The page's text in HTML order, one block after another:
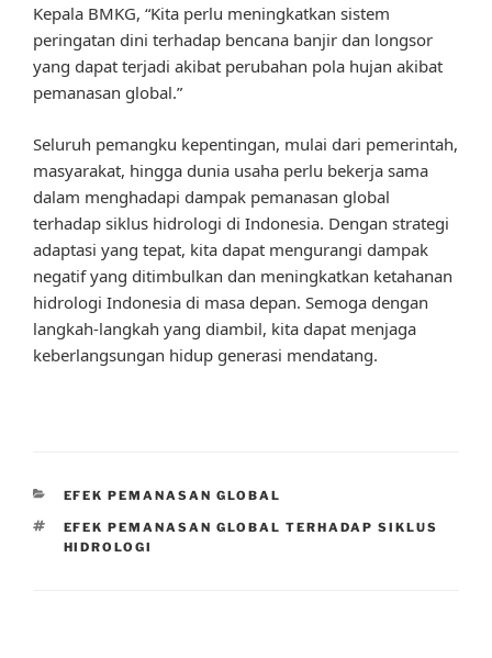
Kepala BMKG, “Kita perlu meningkatkan sistem
peringatan dini terhadap bencana banjir dan longsor
yang dapat terjadi akibat perubahan pola hujan akibat
pemanasan global.”
Seluruh pemangku kepentingan, mulai dari pemerintah,
masyarakat, hingga dunia usaha perlu bekerja sama
dalam menghadapi dampak pemanasan global
terhadap siklus hidrologi di Indonesia. Dengan strategi
adaptasi yang tepat, kita dapat mengurangi dampak
negatif yang ditimbulkan dan meningkatkan ketahanan
hidrologi Indonesia di masa depan. Semoga dengan
langkah-langkah yang diambil, kita dapat menjaga
keberlangsungan hidup generasi mendatang.
CATEGORIES
EFEK PEMANASAN GLOBAL
TAGS
EFEK PEMANASAN GLOBAL TERHADAP SIKLUS
HIDROLOGI